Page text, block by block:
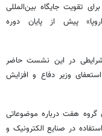
تقویت جایگاه بین‌المللی
پیش از پایان دوره
شرایطی در این نشست حاضر
وزیر دفاع و افزایش
گروه هفت درباره موضوعاتی
در صنایع الکترونیک و